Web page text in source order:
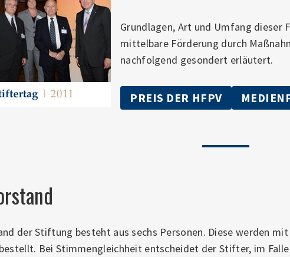
Grundlagen, Art und Umfang dieser
mittelbare Förderung durch
nachfolgend gesondert erläutert.
PREIS DER HFPV
der Stiftung besteht aus sechs Personen. Diese werden
Bei Stimmengleichheit entscheidet der Stifter, im